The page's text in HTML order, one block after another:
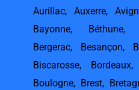
Aurillac, Auxerre,
Bayonne, Béthune,
Bergerac, Besançon,
Biscarosse, Bordeaux,
Boulogne, Brest,